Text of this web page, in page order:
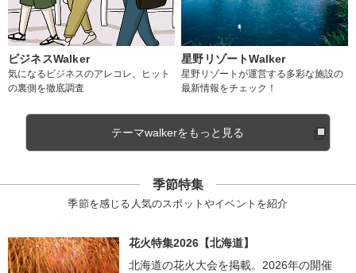
ビジネスWalker
気になるビジネスのアレコレ、ヒット
の裏側を徹底調査
星野リゾートWalker
星野リゾートが運営する多彩な施設の
最新情報をチェック！
テーマwalkerをもっと見る
季節特集
季節を感じる人気のスポットやイベントを紹介
花火特集2026【北海道】
北海道の花火大会を掲載。2026年の開催